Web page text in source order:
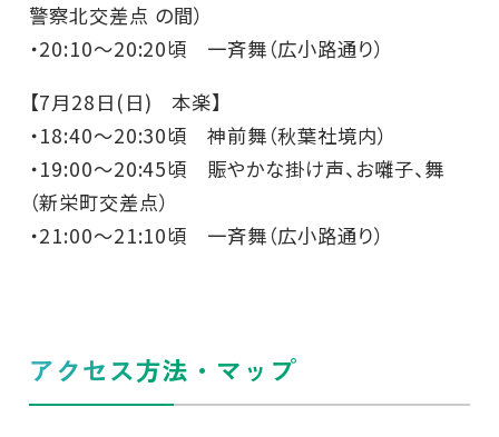
警察北交差点 の間）
・20:10～20:20頃 一斉舞（広小路通り）
【7月28日(日) 本楽】
・18:40～20:30頃 神前舞（秋葉社境内）
・19:00～20:45頃 賑やかな掛け声、お囃子、舞
（新栄町交差点）
・21:00～21:10頃 一斉舞（広小路通り）
アクセス方法・マップ